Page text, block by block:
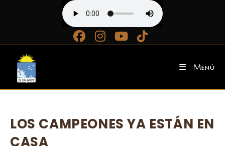
contenido
Menú
LOS CAMPEONES YA ESTÁN EN
CASA